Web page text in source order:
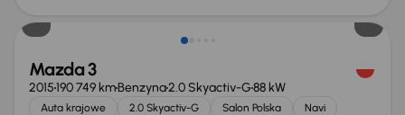
Mazda 3
2015190 749 kmBenzyna2.0 Skyactiv-G88 kW
Auta krajowe 2.0 Skyactiv-G Salon Polska
Navi